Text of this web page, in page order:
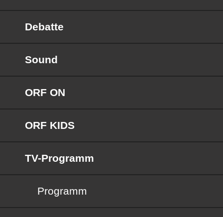
Debatte
Sound
ORF ON
ORF KIDS
TV-Programm
Programm